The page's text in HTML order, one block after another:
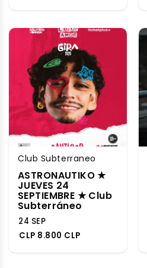
Club Subterraneo
ASTRONAUTIKO ★
JUEVES 24
SEPTIEMBRE ★ Club
Subterráneo
24 SEP
CLP 8.800 CLP